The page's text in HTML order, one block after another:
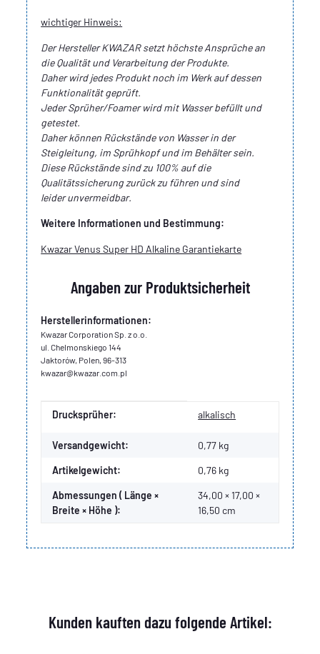
wichtiger Hinweis:
Der Hersteller KWAZAR setzt höchste Ansprüche an
die Qualität und Verarbeitung der Produkte.
Daher wird jedes Produkt noch im Werk auf dessen
Funktionalität geprüft.
Jeder Sprüher/Foamer wird mit Wasser befüllt und
getestet.
Daher können Rückstände von Wasser in der
Steigleitung, im Sprühkopf und im Behälter sein.
Diese Rückstände sind zu 100% auf die
Qualitätssicherung zurück zu führen und sind
leider unvermeidbar.
Weitere Informationen und Bestimmung:
Kwazar Venus Super HD Alkaline Garantiekarte
Angaben zur Produktsicherheit
Herstellerinformationen:
Kwazar Corporation Sp. z o.o.
ul. Chelmonskiego 144
Jaktorów, Polen, 96-313
kwazar@kwazar.com.pl
Produkteigenschaft
Wert
Drucksprüher: alkalisch
Versandgewicht: 0,77 kg
Artikelgewicht: 0,76 kg
Abmessungen ( Länge ×
Breite × Höhe ):
34,00 × 17,00 ×
16,50 cm
Kunden kauften dazu folgende Artikel: